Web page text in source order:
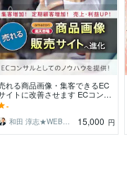
れる商品画像・集客できるEC
イトに改善させます ECコンサ
タントとしてのノウハウを提供
します！
-
和田 淳志★WEB集客特化のクリエイター
15,000 円